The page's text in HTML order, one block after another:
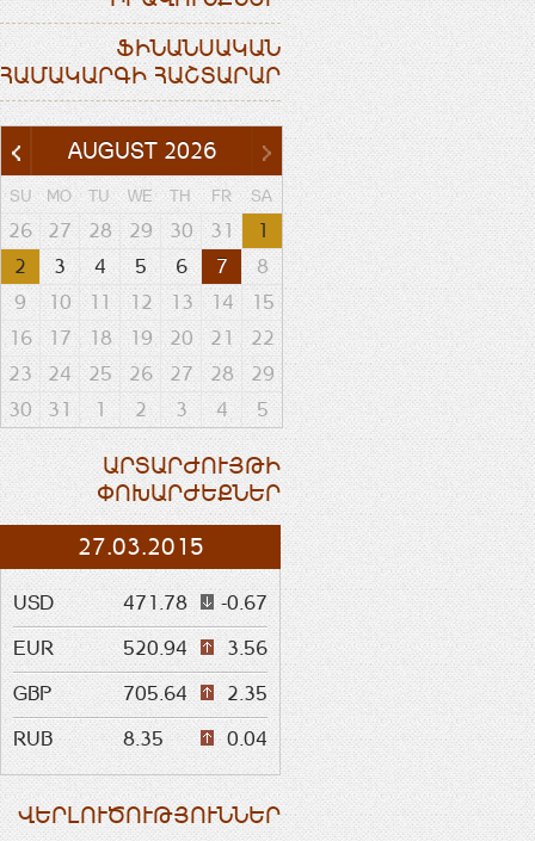
ՖԻՆԱՆՍԱԿԱՆ
ՀԱՄԱԿԱՐԳԻ ՀԱՇՏԱՐԱՐ
AUGUST 2026
SU MO TU WE TH FR SA
26 27 28 29 30 31
1
2
3 4 5 6 7
8
9
10 11 12 13 14
15
16
17 18 19 20 21
22
23
24 25 26 27 28
29
30
31 1 2 3 4 5
ԱՐՏԱՐԺՈՒՅԹԻ
ՓՈԽԱՐԺԵՔՆԵՐ
27.03.2015
USD 471.78
-0.67
EUR
520.94
3.56
GBP
705.64
2.35
RUB
8.35 0.04
ՎԵՐԼՈՒԾՈՒԹՅՈՒՆՆԵՐ